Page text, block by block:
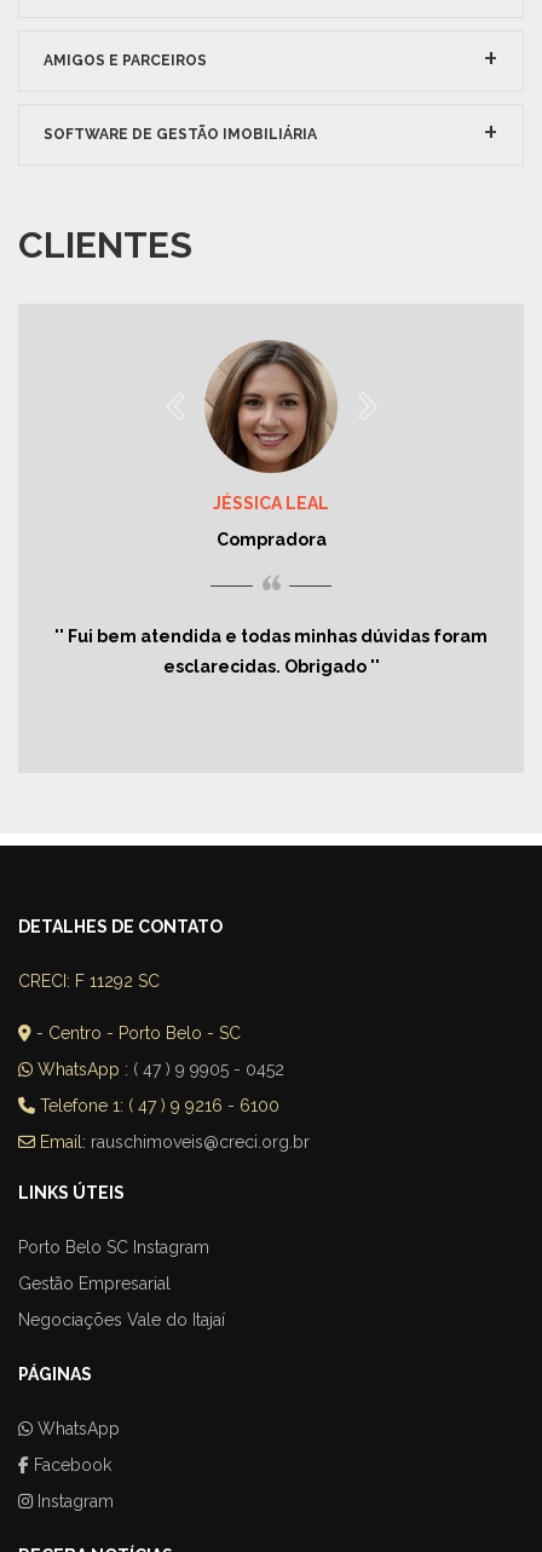
AMIGOS E PARCEIROS
SOFTWARE DE GESTÃO IMOBILIÁRIA
CLIENTES
JÉSSICA LEAL
Compradora
“
Fui bem atendida e todas minhas dúvidas foram
esclarecidas. Obrigado
DETALHES DE CONTATO
CRECI: F 11292 SC
- Centro - Porto Belo - SC
WhatsApp : ( 47 ) 9 9905 - 0452
Telefone 1: ( 47 ) 9 9216 - 6100
Email: rauschimoveis@creci.org.br
LINKS ÚTEIS
Porto Belo SC Instagram
Gestão Empresarial
Negociações Vale do Itajaí
PÁGINAS
WhatsApp
Facebook
Instagram